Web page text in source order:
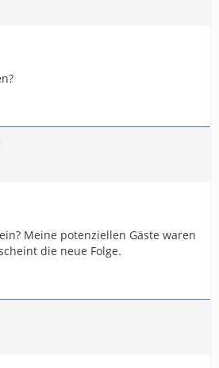
Meine potenziellen Gäste waren
die neue Folge.